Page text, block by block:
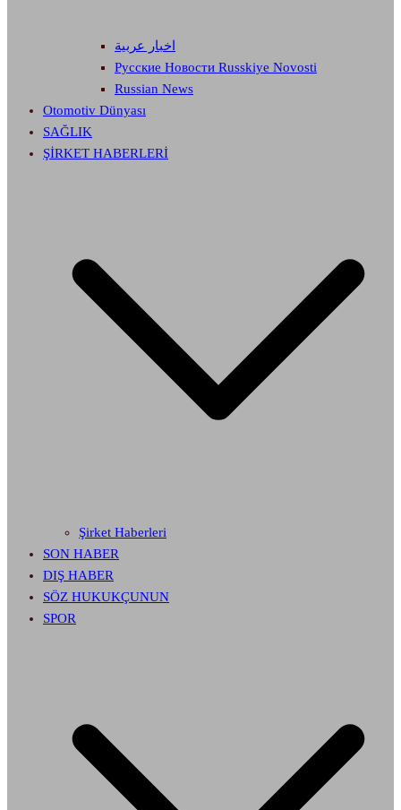
اخبار عربية
Русские Новости Russkiye Novosti
Russian News
Otomotiv Dünyası
SAĞLIK
ŞİRKET HABERLERİ
Şirket Haberleri
SON HABER
DIŞ HABER
SÖZ HUKUKÇUNUN
SPOR